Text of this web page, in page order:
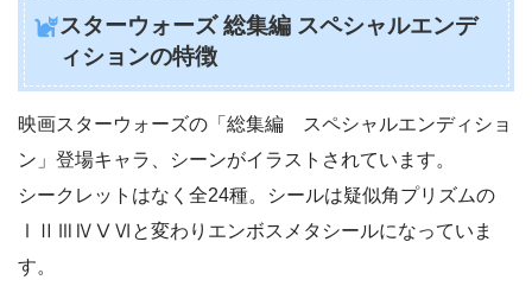
スターウォーズ 総集編 スペシャルエンデ
ィションの特徴
映画スターウォーズの「総集編 スペシャルエンディショ
ン」登場キャラ、シーンがイラストされています。
シークレットはなく全24種。シールは疑似角プリズムの
ⅠⅡⅢⅣⅤⅥと変わりエンボスメタシールになっていま
す。